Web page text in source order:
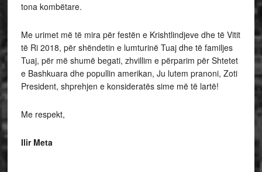
tona kombëtare.
Me urimet më të mira për festën e Krishtlindjeve dhe të Vitit
të Ri 2018, për shëndetin e lumturinë Tuaj dhe të familjes
Tuaj, për më shumë begati, zhvillim e përparim për Shtetet
e Bashkuara dhe popullin amerikan, Ju lutem pranoni, Zoti
President, shprehjen e konsideratës sime më të lartë!
Me respekt,
Ilir Meta